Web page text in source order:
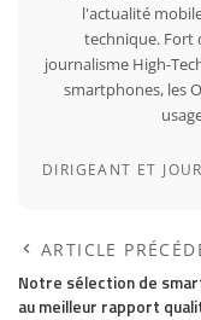
l'actualité
technique. Fort
journalisme High-
smartphones, les
DIRIGEANT ET
ARTICLE
Notre sélection de
au meilleur rapport